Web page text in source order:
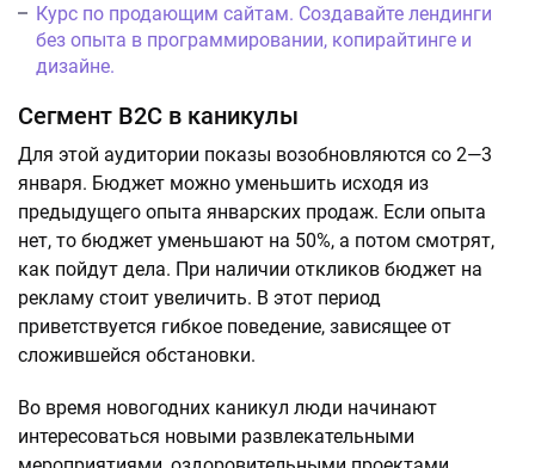
Курс по продающим сайтам. Создавайте лендинги
без опыта в программировании, копирайтинге и
дизайне.
Сегмент В2С в каникулы
Для этой аудитории показы возобновляются со 2—3
января. Бюджет можно уменьшить исходя из
предыдущего опыта январских продаж. Если опыта
нет, то бюджет уменьшают на 50%, а потом смотрят,
как пойдут дела. При наличии откликов бюджет на
рекламу стоит увеличить. В этот период
приветствуется гибкое поведение, зависящее от
сложившейся обстановки.
Во время новогодних каникул люди начинают
интересоваться новыми развлекательными